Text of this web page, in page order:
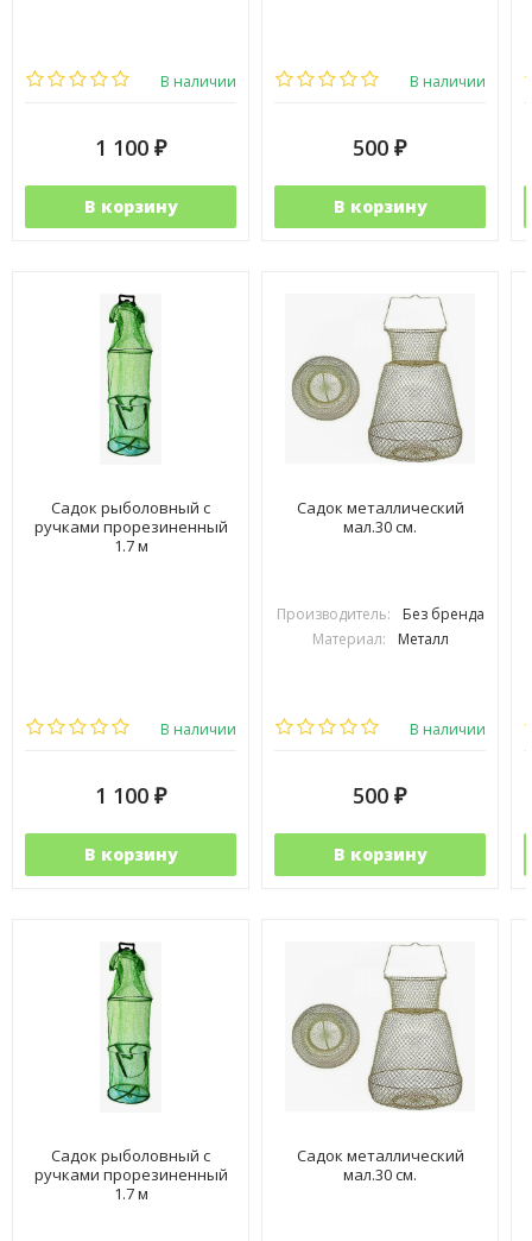
В наличии
1 100 ₽
В корзину
В наличии
500 ₽
В корзину
Садок рыболовный с
ручками прорезиненный
1.7 м
В наличии
1 100 ₽
В корзину
Садок металлический
мал.30 см.
Производитель:
Без бренда
Материал:
Металл
В наличии
500 ₽
В корзину
Садок рыболовный с
ручками прорезиненный
1.7 м
Садок металлический
мал.30 см.